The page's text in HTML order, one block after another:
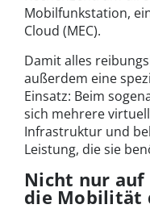
Mobilfunkstation,
Cloud (MEC).
Damit alles
außerdem eine
Einsatz: Beim
sich mehrere
Infrastruktur und
Leistung, die sie
Nicht nur auf
die Mobilität